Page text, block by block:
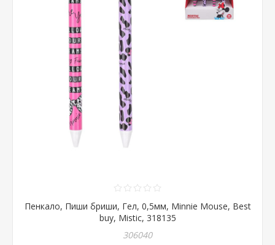
Пенкало, Пиши бриши, Гел, 0,5мм, Minnie Mouse, Best
buy, Mistic, 318135
306040